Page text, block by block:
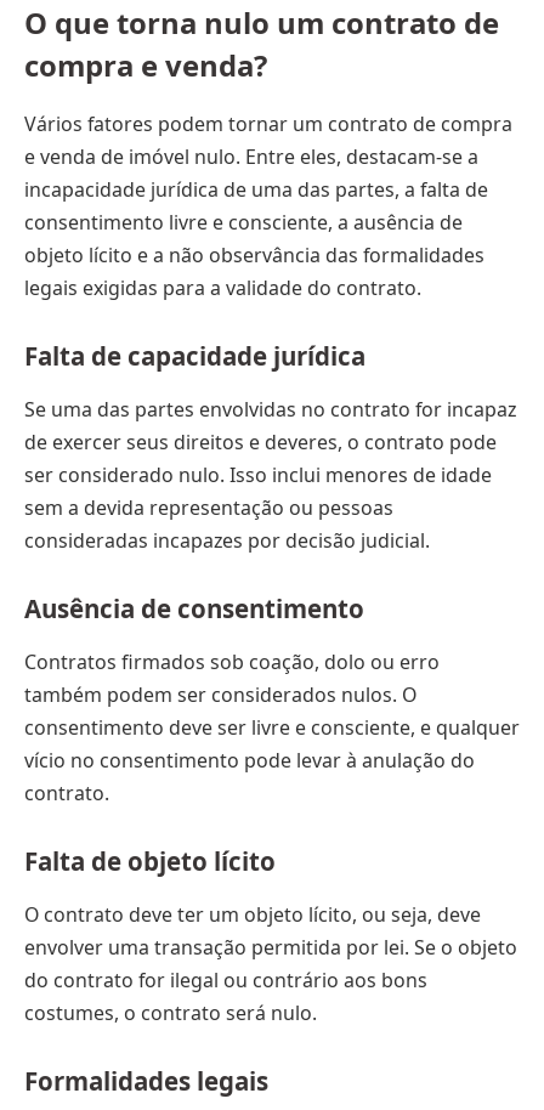
O que torna nulo um contrato de
compra e venda?
Vários fatores podem tornar um contrato de compra
e venda de imóvel nulo. Entre eles, destacam-se a
incapacidade jurídica de uma das partes, a falta de
consentimento livre e consciente, a ausência de
objeto lícito e a não observância das formalidades
legais exigidas para a validade do contrato.
Falta de capacidade jurídica
Se uma das partes envolvidas no contrato for incapaz
de exercer seus direitos e deveres, o contrato pode
ser considerado nulo. Isso inclui menores de idade
sem a devida representação ou pessoas
consideradas incapazes por decisão judicial.
Ausência de consentimento
Contratos firmados sob coação, dolo ou erro
também podem ser considerados nulos. O
consentimento deve ser livre e consciente, e qualquer
vício no consentimento pode levar à anulação do
contrato.
Falta de objeto lícito
O contrato deve ter um objeto lícito, ou seja, deve
envolver uma transação permitida por lei. Se o objeto
do contrato for ilegal ou contrário aos bons
costumes, o contrato será nulo.
Formalidades legais